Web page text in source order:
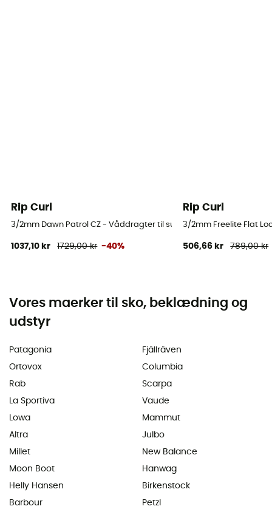
Rip Curl
3/2mm Dawn Patrol CZ - Våddragter til surf - Barn
1037,10 kr 1729,00 kr -40%
Rip Curl
3/2mm Freelite Flat
506,66 kr 789,00 kr
Vores maerker til sko, beklædning og
udstyr
Patagonia
Ortovox
Rab
La Sportiva
Lowa
Altra
Millet
Moon Boot
Helly Hansen
Barbour
Fjällräven
Columbia
Scarpa
Vaude
Mammut
Julbo
New Balance
Hanwag
Birkenstock
Petzl